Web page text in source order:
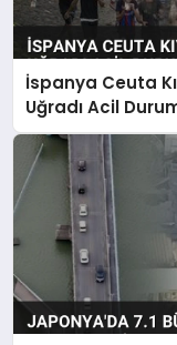
İspanya Ceuta
Uğradı Acil